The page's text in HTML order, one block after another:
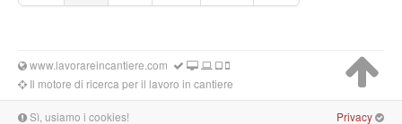
www.lavorareincantiere.com
Il motore di ricerca per il lavoro in cantiere
Sì, usiamo i cookies! Privacy